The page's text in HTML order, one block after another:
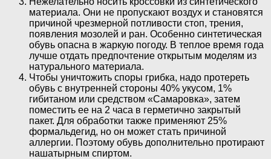
материала. Они не пропускают воздух и становятся
причиной чрезмерной потливости стоп, трения,
появления мозолей и ран. Особенно синтетическая
обувь опасна в жаркую погоду. В теплое время года
лучше отдать предпочтение открытым моделям из
натурального материала.
Чтобы уничтожить споры грибка, надо протереть
обувь с внутренней стороны 40% укусом, 1%
гибитаном или средством «Самаровка», затем
поместить ее на 2 часа в герметично закрытый
пакет. Для обработки также применяют 25%
формальдегид, но он может стать причиной
аллергии. Поэтому обувь дополнительно протирают
нашатырным спиртом.